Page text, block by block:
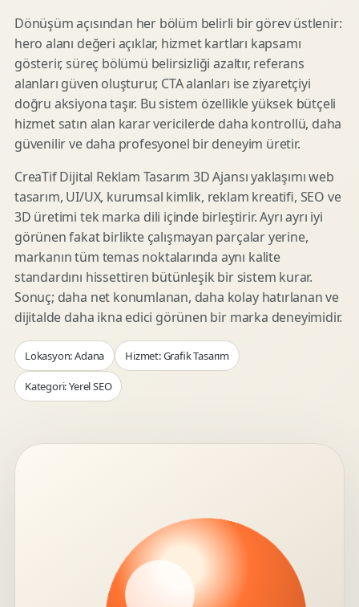
Dönüşüm açısından her bölüm belirli bir görev üstlenir:
hero alanı değeri açıklar, hizmet kartları kapsamı
gösterir, süreç bölümü belirsizliği azaltır, referans
alanları güven oluşturur, CTA alanları ise ziyaretçiyi
doğru aksiyona taşır. Bu sistem özellikle yüksek bütçeli
hizmet satın alan karar vericilerde daha kontrollü, daha
güvenilir ve daha profesyonel bir deneyim üretir.
CreaTif Dijital Reklam Tasarım 3D Ajansı yaklaşımı web
tasarım, UI/UX, kurumsal kimlik, reklam kreatifi, SEO ve
3D üretimi tek marka dili içinde birleştirir. Ayrı ayrı iyi
görünen fakat birlikte çalışmayan parçalar yerine,
markanın tüm temas noktalarında aynı kalite
standardını hissettiren bütünleşik bir sistem kurar.
Sonuç; daha net konumlanan, daha kolay hatırlanan ve
dijitalde daha ikna edici görünen bir marka deneyimidir.
Lokasyon: Adana Hizmet: Grafik Tasarım
Kategori: Yerel SEO